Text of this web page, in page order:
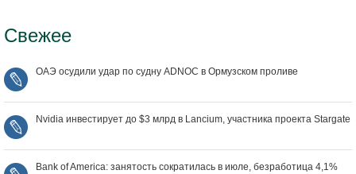
Свежее
ОАЭ осудили удар по судну ADNOC в Ормузском проливе
Nvidia инвестирует до $3 млрд в Lancium, участника проекта Stargate
Bank of America: занятость сократилась в июле, безработица 4,1%